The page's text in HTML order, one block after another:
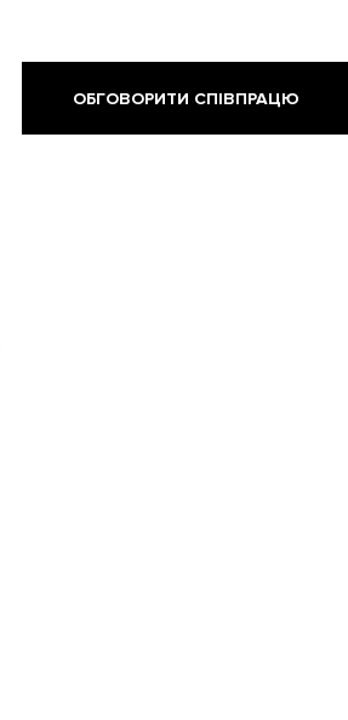
ОБГОВОРИТИ СПІВПРАЦЮ